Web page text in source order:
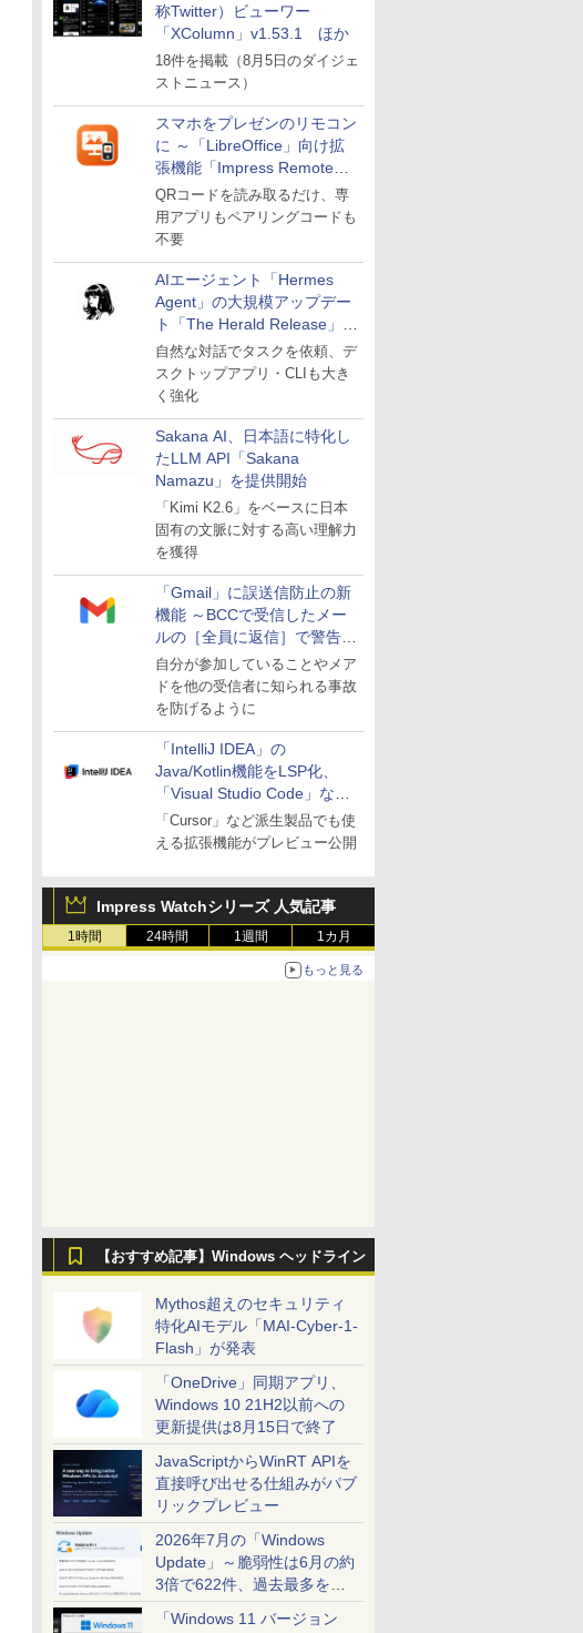
称Twitter）ビューワー
「XColumn」v1.53.1 ほか
18件を掲載（8月5日のダイジェ
ストニュース）
スマホをプレゼンのリモコン
に ～「LibreOffice」向け拡
張機能「Impress Remote」
が公開
QRコードを読み取るだけ、専
用アプリもペアリングコードも
不要
AIエージェント「Hermes
Agent」の大規模アップデー
ト「The Herald Release」が
公開
自然な対話でタスクを依頼、デ
スクトップアプリ・CLIも大き
く強化
Sakana AI、日本語に特化し
たLLM API「Sakana
Namazu」を提供開始
「Kimi K2.6」をベースに日本
固有の文脈に対する高い理解力
を獲得
「Gmail」に誤送信防止の新
機能 ～BCCで受信したメー
ルの［全員に返信］で警告を
表示
自分が参加していることやメア
ドを他の受信者に知られる事故
を防げるように
「IntelliJ IDEA」の
Java/Kotlin機能をLSP化、
「Visual Studio Code」など
にも開放
「Cursor」など派生製品でも使
える拡張機能がプレビュー公開
Impress Watchシリーズ 人気記事
1時間 24時間 1週間 1カ月
もっと見る
【おすすめ記事】Windows ヘッドライン
Mythos超えのセキュリティ
特化AIモデル「MAI-Cyber-1-
Flash」が発表
「OneDrive」同期アプリ、
Windows 10 21H2以前への
更新提供は8月15日で終了
JavaScriptからWinRT APIを
直接呼び出せる仕組みがパブ
リックプレビュー
2026年7月の「Windows
Update」～脆弱性は6月の約
3倍で622件、過去最多を大
幅に更新
「Windows 11 バージョン